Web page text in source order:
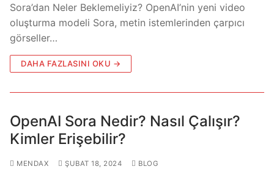
Sora’dan Neler Beklemeliyiz? OpenAI’nin yeni video
oluşturma modeli Sora, metin istemlerinden çarpıcı
görseller…
DAHA FAZLASINI OKU →
OpenAI Sora Nedir? Nasıl Çalışır?
Kimler Erişebilir?
MENDAX ŞUBAT 18, 2024 BLOG